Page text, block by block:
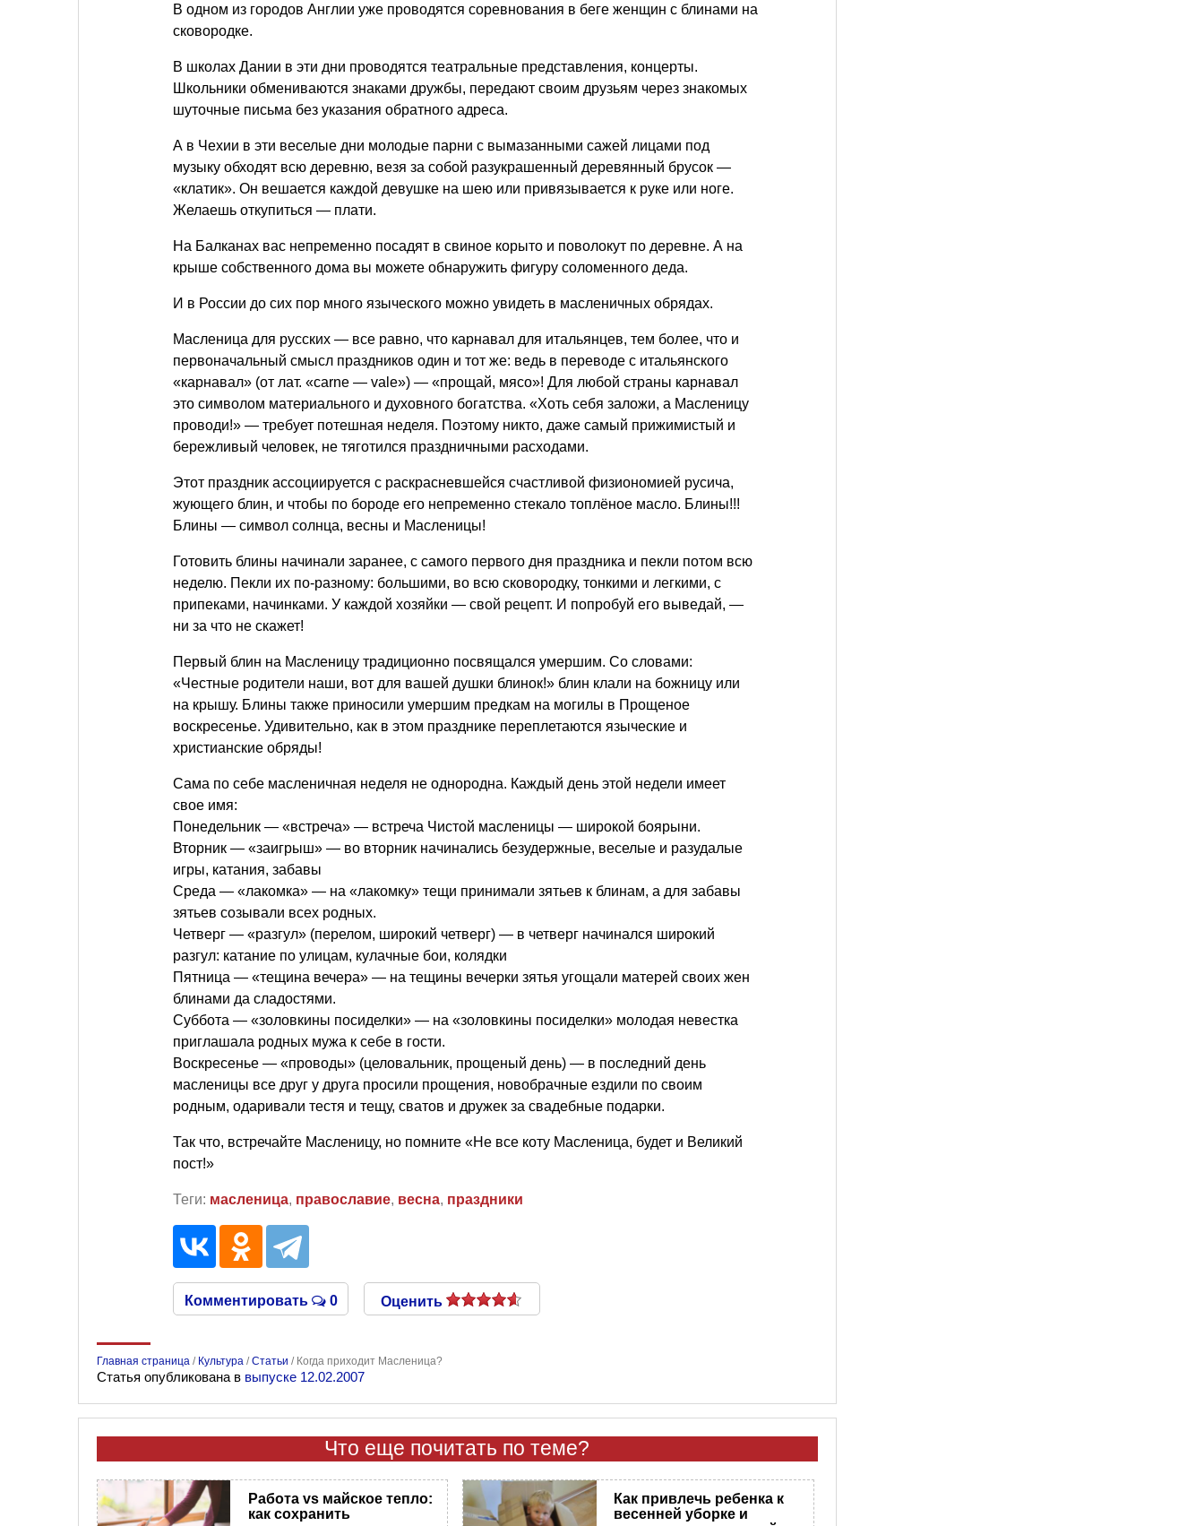
В одном из городов Англии уже проводятся соревнования в беге женщин с блинами на
сковородке.
В школах Дании в эти дни проводятся театральные представления, концерты.
Школьники обмениваются знаками дружбы, передают своим друзьям через знакомых
шуточные письма без указания обратного адреса.
А в Чехии в эти веселые дни молодые парни с вымазанными сажей лицами под
музыку обходят всю деревню, везя за собой разукрашенный деревянный брусок —
«клатик». Он вешается каждой девушке на шею или привязывается к руке или ноге.
Желаешь откупиться — плати.
На Балканах вас непременно посадят в свиное корыто и поволокут по деревне. А на
крыше собственного дома вы можете обнаружить фигуру соломенного деда.
И в России до сих пор много языческого можно увидеть в масленичных обрядах.
Масленица для русских — все равно, что карнавал для итальянцев, тем более, что и
первоначальный смысл праздников один и тот же: ведь в переводе с итальянского
«карнавал» (от лат. «carne — vale») — «прощай, мясо»! Для любой страны карнавал
это символом материального и духовного богатства. «Хоть себя заложи, а Масленицу
проводи!» — требует потешная неделя. Поэтому никто, даже самый прижимистый и
бережливый человек, не тяготился праздничными расходами.
Этот праздник ассоциируется с раскрасневшейся счастливой физиономией русича,
жующего блин, и чтобы по бороде его непременно стекало топлёное масло. Блины!!!
Блины — символ солнца, весны и Масленицы!
Готовить блины начинали заранее, с самого первого дня праздника и пекли потом всю
неделю. Пекли их по-разному: большими, во всю сковородку, тонкими и легкими, с
припеками, начинками. У каждой хозяйки — свой рецепт. И попробуй его выведай, —
ни за что не скажет!
Первый блин на Масленицу традиционно посвящался умершим. Со словами:
«Честные родители наши, вот для вашей душки блинок!» блин клали на божницу или
на крышу. Блины также приносили умершим предкам на могилы в Прощеное
воскресенье. Удивительно, как в этом празднике переплетаются языческие и
христианские обряды!
Сама по себе масленичная неделя не однородна. Каждый день этой недели имеет
свое имя:
Понедельник — «встреча» — встреча Чистой масленицы — широкой боярыни.
Вторник — «заигрыш» — во вторник начинались безудержные, веселые и разудалые
игры, катания, забавы
Среда — «лакомка» — на «лакомку» тещи принимали зятьев к блинам, а для забавы
зятьев созывали всех родных.
Четверг — «разгул» (перелом, широкий четверг) — в четверг начинался широкий
разгул: катание по улицам, кулачные бои, колядки
Пятница — «тещина вечера» — на тещины вечерки зятья угощали матерей своих жен
блинами да сладостями.
Суббота — «золовкины посиделки» — на «золовкины посиделки» молодая невестка
приглашала родных мужа к себе в гости.
Воскресенье — «проводы» (целовальник, прощеный день) — в последний день
масленицы все друг у друга просили прощения, новобрачные ездили по своим
родным, одаривали тестя и тещу, сватов и дружек за свадебные подарки.
Так что, встречайте Масленицу, но помните «Не все коту Масленица, будет и Великий
пост!»
Теги: масленица, православие, весна, праздники
Комментировать 0 Оценить
Главная страница / Культура /Статьи / Когда приходит Масленица?
Статья опубликована в выпуске 12.02.2007
Что еще почитать по теме?
Работа vs майское тепло:
как сохранить
Как привлечь ребенка к
весенней уборке и